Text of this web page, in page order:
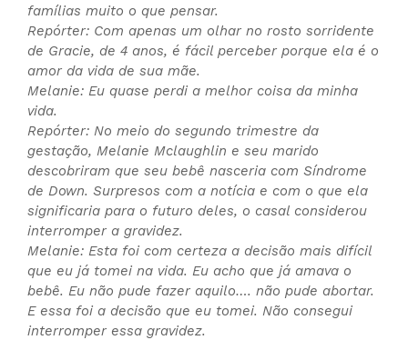
famílias muito o que pensar.
Repórter: Com apenas um olhar no rosto sorridente
de Gracie, de 4 anos, é fácil perceber porque ela é o
amor da vida de sua mãe.
Melanie: Eu quase perdi a melhor coisa da minha
vida.
Repórter: No meio do segundo trimestre da
gestação, Melanie Mclaughlin e seu marido
descobriram que seu bebê nasceria com Síndrome
de Down. Surpresos com a notícia e com o que ela
significaria para o futuro deles, o casal considerou
interromper a gravidez.
Melanie: Esta foi com certeza a decisão mais difícil
que eu já tomei na vida. Eu acho que já amava o
bebê. Eu não pude fazer aquilo…. não pude abortar.
E essa foi a decisão que eu tomei. Não consegui
interromper essa gravidez.